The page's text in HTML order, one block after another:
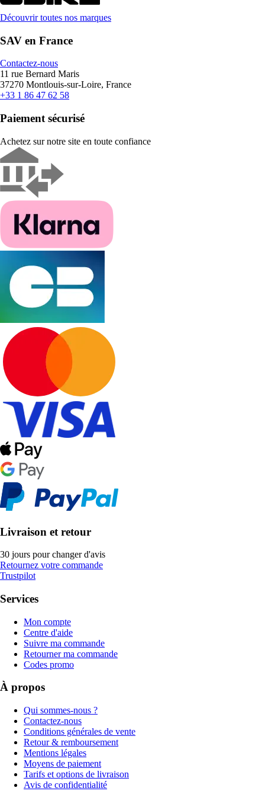
Découvrir toutes nos marques
SAV en France
Contactez-nous
11 rue Bernard Maris
37270 Montlouis-sur-Loire, France
+33 1 86 47 62 58
Paiement sécurisé
Achetez sur notre site en toute confiance
Livraison et retour
30 jours pour changer d'avis
Retournez votre commande
Trustpilot
Services
Mon compte
Centre d'aide
Suivre ma commande
Retourner ma commande
Codes promo
À propos
Qui sommes-nous ?
Contactez-nous
Conditions générales de vente
Retour & remboursement
Mentions légales
Moyens de paiement
Tarifs et options de livraison
Avis de confidentialité